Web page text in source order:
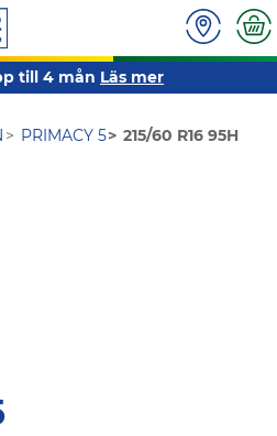
till 4 mån Läs mer
PRIMACY 5 215/60 R16 95H